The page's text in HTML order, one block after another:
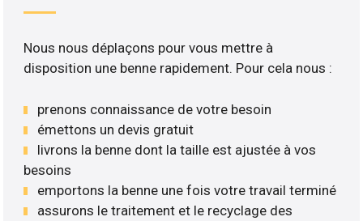
Nous nous déplaçons pour vous mettre à
disposition une benne rapidement. Pour cela nous :
prenons connaissance de votre besoin
émettons un devis gratuit
livrons la benne dont la taille est ajustée à vos
besoins
emportons la benne une fois votre travail terminé
assurons le traitement et le recyclage des